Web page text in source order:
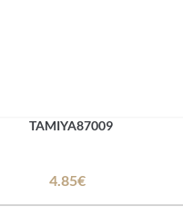
TAMIYA87009
4.85€